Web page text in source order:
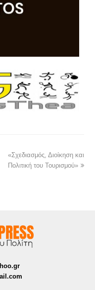
«Σχεδιασμός, Διοίκηση και
Πολιτική του Τουρισμού»